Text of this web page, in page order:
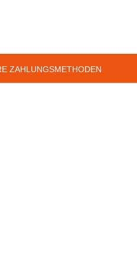
ZAHLUNGSMETHODEN